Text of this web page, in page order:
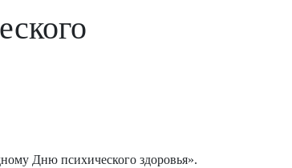
Дню психического здоровья».